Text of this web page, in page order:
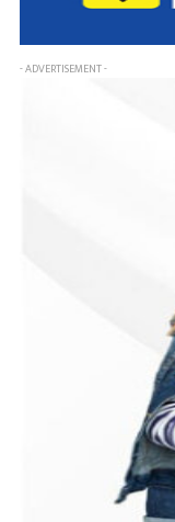
- ADVERTISEMENT -